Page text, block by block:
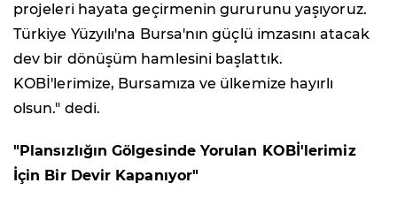
projeleri hayata geçirmenin gururunu yaşıyoruz.
Türkiye Yüzyılı'na Bursa'nın güçlü imzasını atacak
dev bir dönüşüm hamlesini başlattık.
KOBİ'lerimize, Bursamıza ve ülkemize hayırlı
olsun." dedi.
"Plansızlığın Gölgesinde Yorulan KOBİ'lerimiz
İçin Bir Devir Kapanıyor"